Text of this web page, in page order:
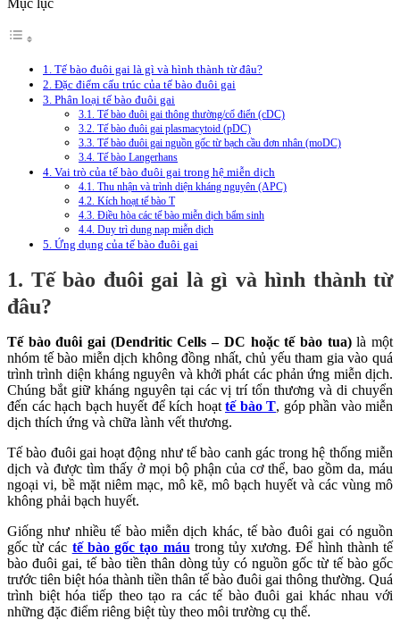
1. Tế bào đuôi gai là gì và hình thành từ đâu?
2. Đặc điểm cấu trúc của tế bào đuôi gai
3. Phân loại tế bào đuôi gai
3.1. Tế bào đuôi gai thông thường/cổ điển (cDC)
3.2. Tế bào đuôi gai plasmacytoid (pDC)
3.3. Tế bào đuôi gai nguồn gốc từ bạch cầu đơn nhân (moDC)
3.4. Tế bào Langerhans
4. Vai trò của tế bào đuôi gai trong hệ miễn dịch
4.1. Thu nhận và trình diện kháng nguyên (APC)
4.2. Kích hoạt tế bào T
4.3. Điều hòa các tế bào miễn dịch bẩm sinh
4.4. Duy trì dung nạp miễn dịch
5. Ứng dụng của tế bào đuôi gai
1. Tế bào đuôi gai là gì và hình thành từ
đâu?
Tế bào đuôi gai (Dendritic Cells – DC hoặc tế bào tua)là một
nhóm tế bào miễn dịch không đồng nhất, chủ yếu tham gia vào quá
trình trình diện kháng nguyên và khởi phát các phản ứng miễn dịch.
Chúng bắt giữ kháng nguyên tại các vị trí tổn thương và di chuyển
đến các hạch bạch huyết để kích hoạt tế bào T, góp phần vào miễn
dịch thích ứng và chữa lành vết thương.
Tế bào đuôi gai hoạt động như tế bào canh gác trong hệ thống miễn
dịch và được tìm thấy ở mọi bộ phận của cơ thể, bao gồm da, máu
ngoại vi, bề mặt niêm mạc, mô kẽ, mô bạch huyết và các vùng mô
không phải bạch huyết.
Giống như nhiều tế bào miễn dịch khác, tế bào đuôi gai có nguồn
gốc từ các tế bào gốc tạo máu trong tủy xương. Để hình thành tế
bào đuôi gai, tế bào tiền thân dòng tủy có nguồn gốc từ tế bào gốc
trước tiên biệt hóa thành tiền thân tế bào đuôi gai thông thường. Quá
trình biệt hóa tiếp theo tạo ra các tế bào đuôi gai khác nhau với
những đặc điểm riêng biệt tùy theo môi trường cụ thể.